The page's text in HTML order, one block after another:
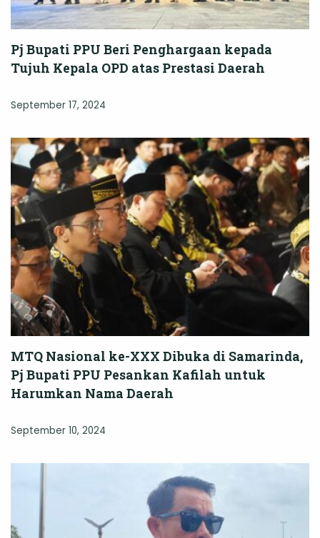
Pj Bupati PPU Beri Penghargaan kepada
Tujuh Kepala OPD atas Prestasi Daerah
September 17, 2024
MTQ Nasional ke-XXX Dibuka di Samarinda,
Pj Bupati PPU Pesankan Kafilah untuk
Harumkan Nama Daerah
September 10, 2024